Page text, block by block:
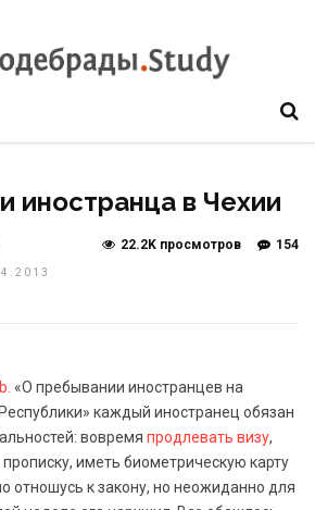
иностранца в Чехии
154
22.2K просмотров
«О пребывании иностранцев на
каждый иностранец обязан
вовремя продлевать визу,
иметь биометрическую карту
отношусь к закону, но неожиданно для